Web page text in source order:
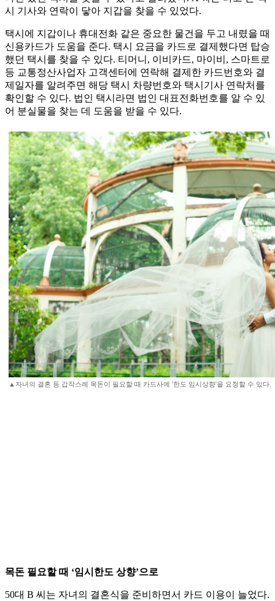
시 기사와 연락이 닿아 지갑을 찾을 수 있었다.
택시에 지갑이나 휴대전화 같은 중요한 물건을 두고 내렸을 때
신용카드가 도움을 준다. 택시 요금을 카드로 결제했다면 탑승
했던 택시를 찾을 수 있다. 티머니, 이비카드, 마이비, 스마트로
등 교통정산사업자 고객센터에 연락해 결제한 카드번호와 결
제일자를 알려주면 해당 택시 차량번호와 택시기사 연락처를
확인할 수 있다. 법인 택시라면 법인 대표전화번호를 알 수 있
어 분실물을 찾는 데 도움을 받을 수 있다.
▲자녀의 결혼 등 갑작스레 목돈이 필요할 때 카드사에 '한도 임시상향'을 요청할 수 있다.
목돈 필요할 때 ‘임시한도 상향’으로
50대 B 씨는 자녀의 결혼식을 준비하면서 카드 이용이 늘었다.